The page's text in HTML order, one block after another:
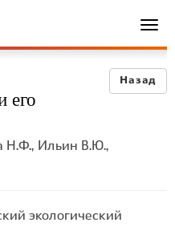
Назад
его
Н.Ф., Ильин В.Ю.,
экологический